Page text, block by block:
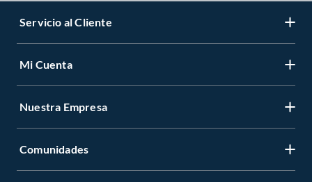
Servicio al Cliente
Mi Cuenta
Nuestra Empresa
Comunidades